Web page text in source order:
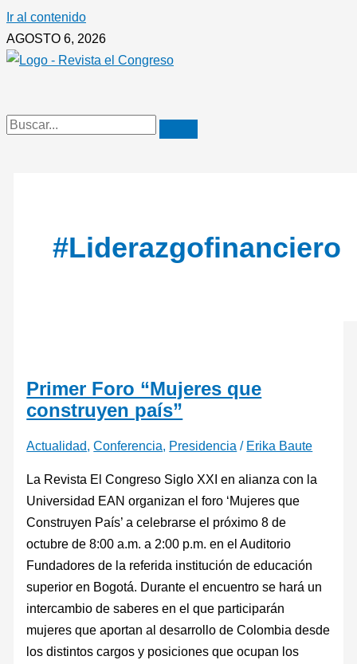
Ir al contenido
AGOSTO 6, 2026
#Liderazgofinanciero
Primer Foro “Mujeres que
construyen país”
Actualidad,Conferencia, Presidencia / Erika Baute
La Revista El Congreso Siglo XXI en alianza con la
Universidad EAN organizan el foro ‘Mujeres que
Construyen País’ a celebrarse el próximo 8 de
octubre de 8:00 a.m. a 2:00 p.m. en el Auditorio
Fundadores de la referida institución de educación
superior en Bogotá. Durante el encuentro se hará un
intercambio de saberes en el que participarán
mujeres que aportan al desarrollo de Colombia desde
los distintos cargos y posiciones que ocupan los